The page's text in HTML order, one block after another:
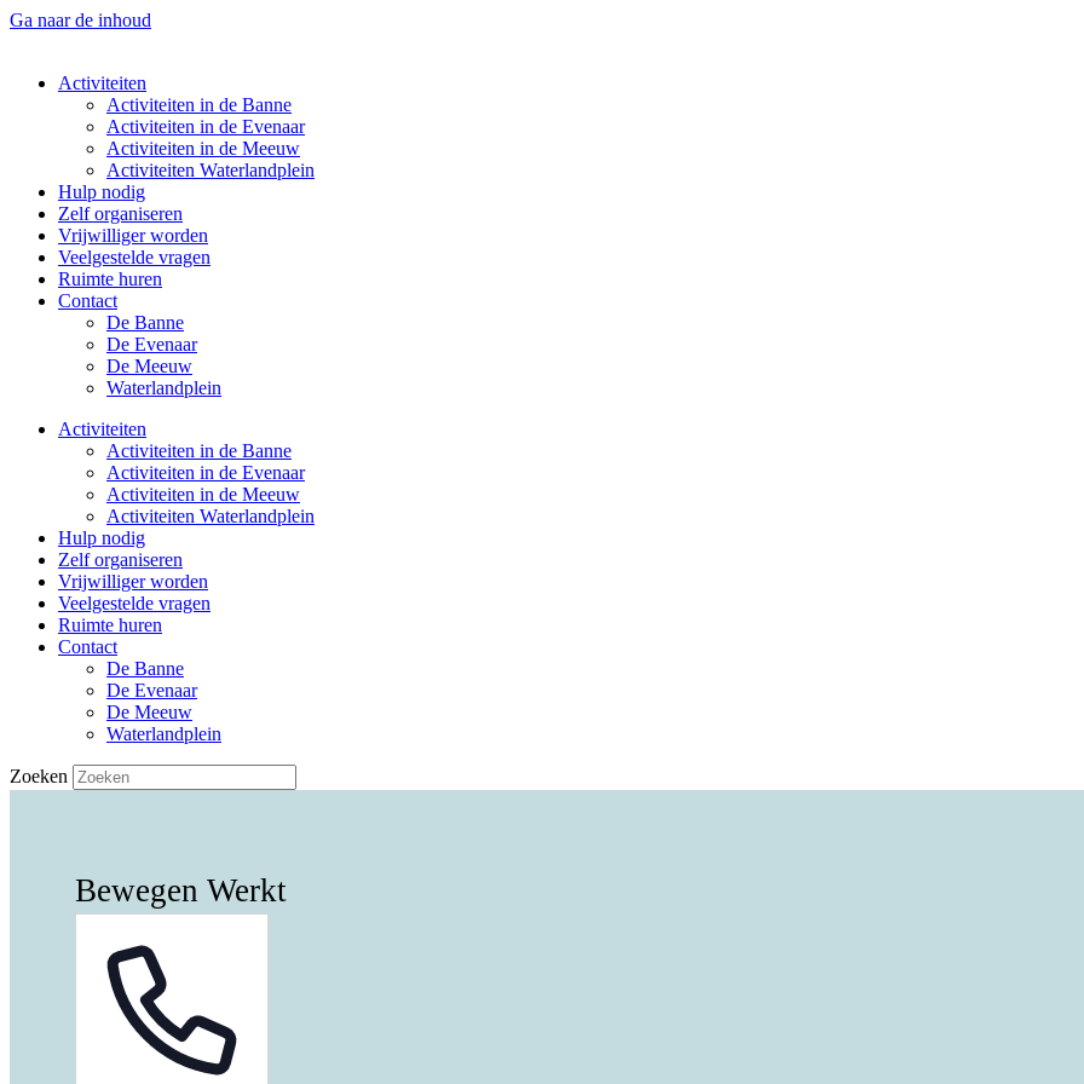
Ga naar de inhoud
Activiteiten
Activiteiten in de Banne
Activiteiten in de Evenaar
Activiteiten in de Meeuw
Activiteiten Waterlandplein
Hulp nodig
Zelf organiseren
Vrijwilliger worden
Veelgestelde vragen
Ruimte huren
Contact
De Banne
De Evenaar
De Meeuw
Waterlandplein
Activiteiten
Activiteiten in de Banne
Activiteiten in de Evenaar
Activiteiten in de Meeuw
Activiteiten Waterlandplein
Hulp nodig
Zelf organiseren
Vrijwilliger worden
Veelgestelde vragen
Ruimte huren
Contact
De Banne
De Evenaar
De Meeuw
Waterlandplein
Zoeken
Bewegen Werkt